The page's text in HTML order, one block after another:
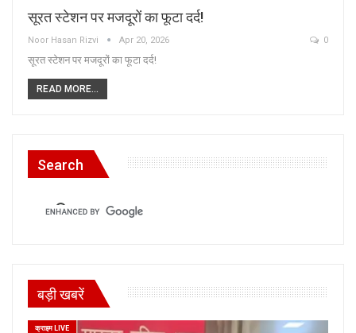
सूरत स्टेशन पर मजदूरों का फूटा दर्द!
Noor Hasan Rizvi Apr 20, 2026 0
सूरत स्टेशन पर मजदूरों का फूटा दर्द!
READ MORE...
Search
बड़ी खबरें
क्राइम LIVE